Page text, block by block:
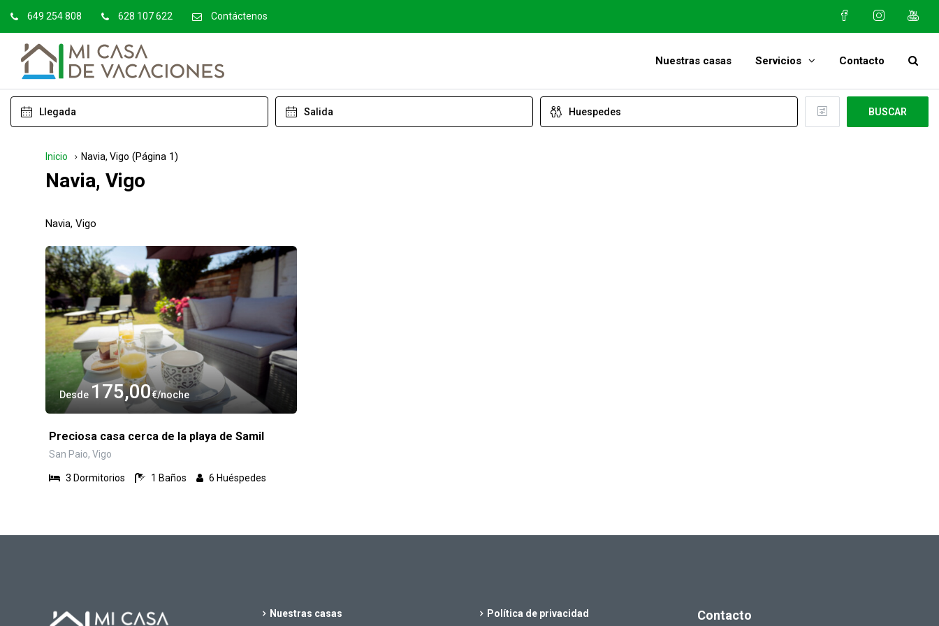
649 254 808 628 107 622 Contáctenos
Nuestras casas Servicios Contacto
BUSCAR
Inicio Navia, Vigo (Página 1)
Navia, Vigo
Navia, Vigo
Desde175,00€ noche
Preciosa casa cerca de la playa de Samil
San Paio, Vigo
3 Dormitorios 1 Baños 6 Huéspedes
Nuestras casas Política de privacidad Contacto